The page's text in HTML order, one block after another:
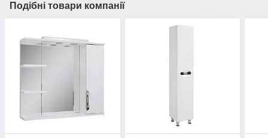
Подібні товари компанії